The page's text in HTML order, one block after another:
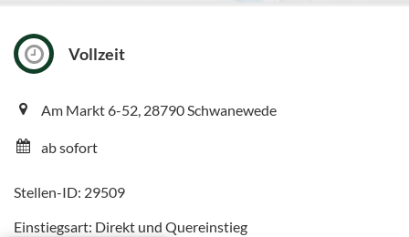
Vollzeit
Am Markt 6-52, 28790 Schwanewede
ab sofort
Stellen-ID: 29509
Einstiegsart: Direkt und Quereinstieg